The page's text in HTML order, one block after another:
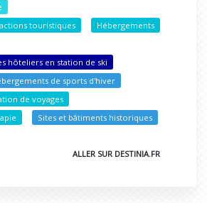
touristiques
Hébergements
hôteliers en station de ski
de sports d'hiver
de voyages
Sites et bâtiments historiques
ALLER SUR DESTINIA.FR